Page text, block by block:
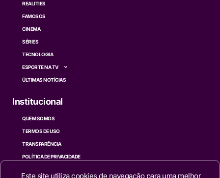
REALITIES
FAMOSOS
CINEMA
SÉRIES
TECNOLOGIA
ESPORTE NA TV
ÚLTIMAS NOTÍCIAS
Institucional
QUEM SOMOS
TERMOS DE USO
TRANSPARÊNCIA
POLÍTICA DE PRIVACIDADE
Este site utiliza cookies de navegação para uma melhor